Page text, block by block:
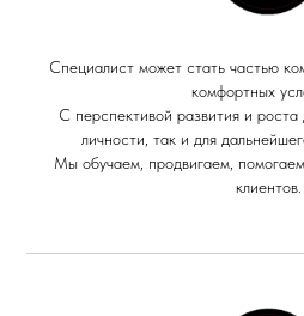
Специалист может стать частью
комфортных
С перспективой развития и роста
личности, так и для
Мы обучаем, продвигаем,
клиентов.